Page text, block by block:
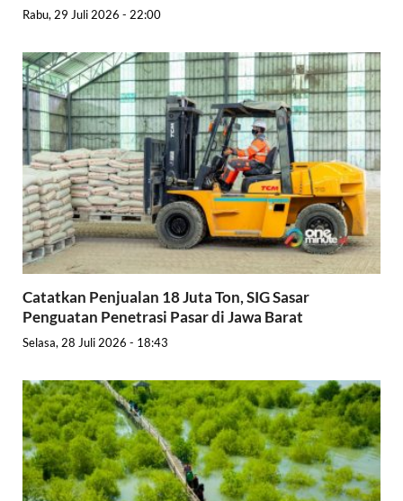
Rabu, 29 Juli 2026 - 22:00
Catatkan Penjualan 18 Juta Ton, SIG Sasar
Penguatan Penetrasi Pasar di Jawa Barat
Selasa, 28 Juli 2026 - 18:43